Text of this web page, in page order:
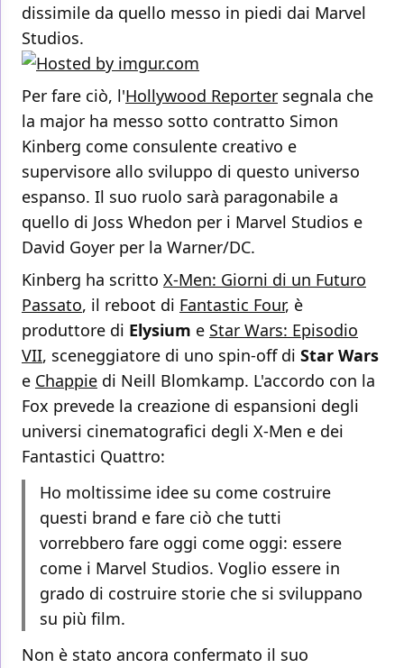
dissimile da quello messo in piedi dai Marvel
Studios.
Per fare ciò, l'Hollywood Reporter segnala che
la major ha messo sotto contratto Simon
Kinberg come consulente creativo e
supervisore allo sviluppo di questo universo
espanso. Il suo ruolo sarà paragonabile a
quello di Joss Whedon per i Marvel Studios e
David Goyer per la Warner/DC.
Kinberg ha scritto X-Men: Giorni di un Futuro
Passato, il reboot di Fantastic Four, è
produttore di Elysium e Star Wars: Episodio
VII, sceneggiatore di uno spin-off di Star Wars
e Chappie di Neill Blomkamp. L'accordo con la
Fox prevede la creazione di espansioni degli
universi cinematografici degli X-Men e dei
Fantastici Quattro:
Ho moltissime idee su come costruire
questi brand e fare ciò che tutti
vorrebbero fare oggi come oggi: essere
come i Marvel Studios. Voglio essere in
grado di costruire storie che si sviluppano
su più film.
Non è stato ancora confermato il suo